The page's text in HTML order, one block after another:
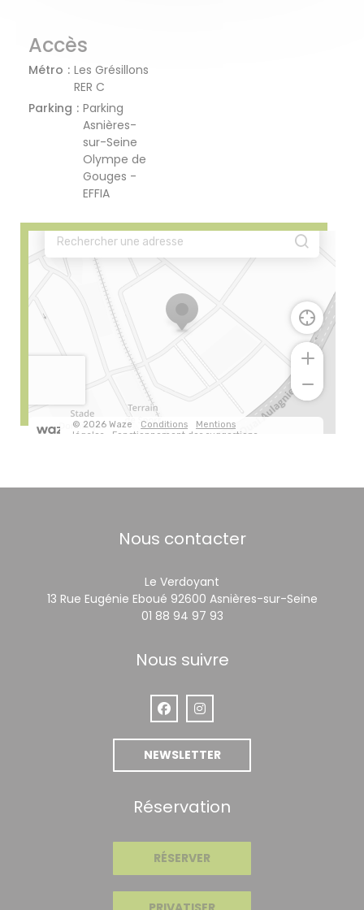
Accès
Métro
Les Grésillons
RER C
Parking
Parking
Asnières-
sur-Seine
Olympe de
Gouges -
EFFIA
Nous contacter
Le Verdoyant
13 Rue Eugénie Eboué 92600 Asnières-sur-Seine((ouvre
01 88 94 97 93
Nous suivre
Facebook ((ouvre une nouvelle
Instagram ((ouvre une
NEWSLETTER
Réservation
RÉSERVER